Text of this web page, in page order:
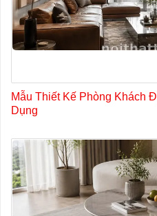
Mẫu Thiết Kế Phòng Khách
Dụng